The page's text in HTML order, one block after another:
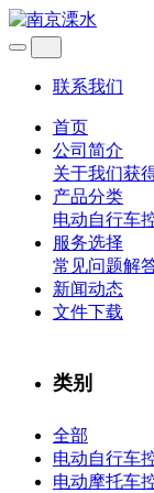
联系我们
首页
公司简介
关于我们获
产品分类
电动自行车
服务选择
常见问题解
新闻动态
文件下载
类别
全部
电动自行车
电动摩托车